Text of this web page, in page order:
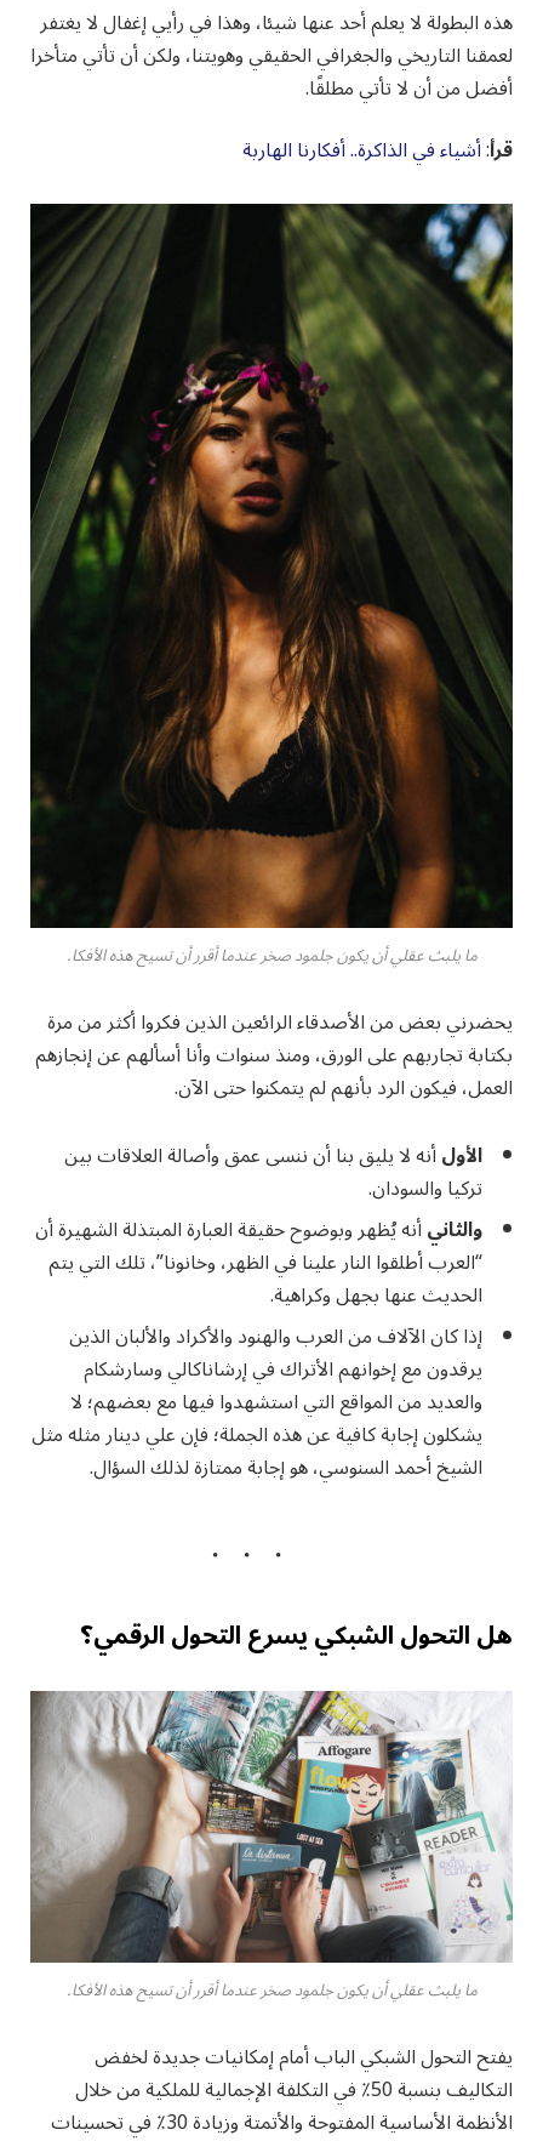
هذه البطولة لا يعلم أحد عنها شيئا، وهذا في رأيي إغفال لا يغتفر
لعمقنا التاريخي والجغرافي الحقيقي وهويتنا، ولكن أن تأتي متأخرا
أفضل من أن لا تأتي مطلقًا.
قرأ:أشياء في الذاكرة.. أفكارنا الهاربة
ما يلبث عقلي أن يكون جلمود صخر عندما أقرر أن تسيح هذه الأفكا.
يحضرني بعض من الأصدقاء الرائعين الذين فكروا أكثر من مرة
بكتابة تجاربهم على الورق، ومنذ سنوات وأنا أسألهم عن إنجازهم
العمل، فيكون الرد بأنهم لم يتمكنوا حتى الآن.
الأولأنه لا يليق بنا أن ننسى عمق وأصالة العلاقات بين
تركيا والسودان.
والثانيأنه يُظهر وبوضوح حقيقة العبارة المبتذلة الشهيرة أن
“العرب أطلقوا النار علينا في الظهر، وخانونا”، تلك التي يتم
الحديث عنها بجهل وكراهية.
إذا كان الآلاف من العرب والهنود والأكراد والألبان الذين
يرقدون مع إخوانهم الأتراك في إرشاناكالي وسارشكام
والعديد من المواقع التي استشهدوا فيها مع بعضهم؛ لا
يشكلون إجابة كافية عن هذه الجملة؛ فإن علي دينار مثله مثل
الشيخ أحمد السنوسي، هو إجابة ممتازة لذلك السؤال.
هل التحول الشبكي يسرع التحول الرقمي؟
ما يلبث عقلي أن يكون جلمود صخر عندما أقرر أن تسيح هذه الأفكا.
يفتح التحول الشبكي الباب أمام إمكانيات جديدة لخفض
التكاليف بنسبة 50٪ في التكلفة الإجمالية للملكية من خلال
الأنظمة الأساسية المفتوحة والأتمتة وزيادة 30٪ في تحسينات